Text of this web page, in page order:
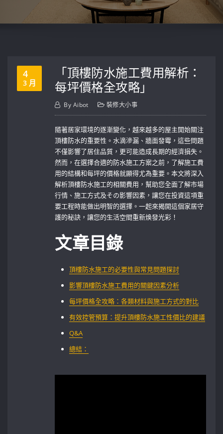
4
3 月
「頂樓防水施工費用解析：
每坪價格全攻略」
By Aibot 裝修大小事
隨著居家環境的逐漸變化，越來越多的屋主開始關注
頂樓防水的重要性。水滴滲漏、牆面發霉，這些問題
不僅影響了居住品質，更可能造成長期的經濟損失。
然而，在選擇合適的防水施工方案之前，了解施工費
用的結構和每坪的價格就顯得尤為重要。本文將深入
解析頂樓防水施工的相關費用，幫助您全面了解市場
行情、施工方式及その影響因素，讓您在投資這項重
要工程時能做出明智的選擇。一起來揭開這個家居守
護的秘訣，讓您的生活空間重新焕發光彩！
文章目錄
頂樓防水施工的必要性與常見問題探討
影響頂樓防水施工費用的關鍵因素分析
每坪價格全攻略：各類材料與施工方式的對比
有效控管預算：提升頂樓防水施工性價比的建議
Q&A
總結：